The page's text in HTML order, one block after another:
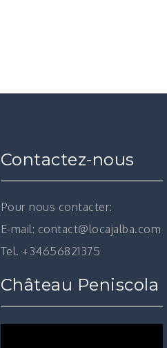
Contactez-nous
Pour nous contacter:
E-mail: contact@locajalba.com
Tel. +34656821375
Château Peniscola